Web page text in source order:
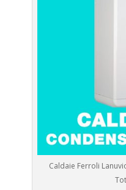
Caldaie Ferroli